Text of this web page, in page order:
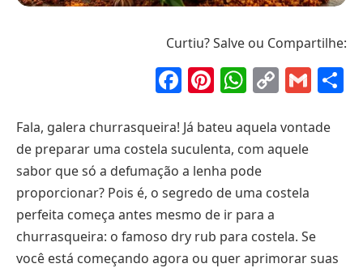
Curtiu? Salve ou Compartilhe:
Facebook
Pinterest
Copy
Fala, galera churrasqueira! Já bateu aquela vontade
de preparar uma costela suculenta, com aquele
sabor que só a defumação a lenha pode
proporcionar? Pois é, o segredo de uma costela
perfeita começa antes mesmo de ir para a
churrasqueira: o famoso dry rub para costela. Se
você está começando agora ou quer aprimorar suas